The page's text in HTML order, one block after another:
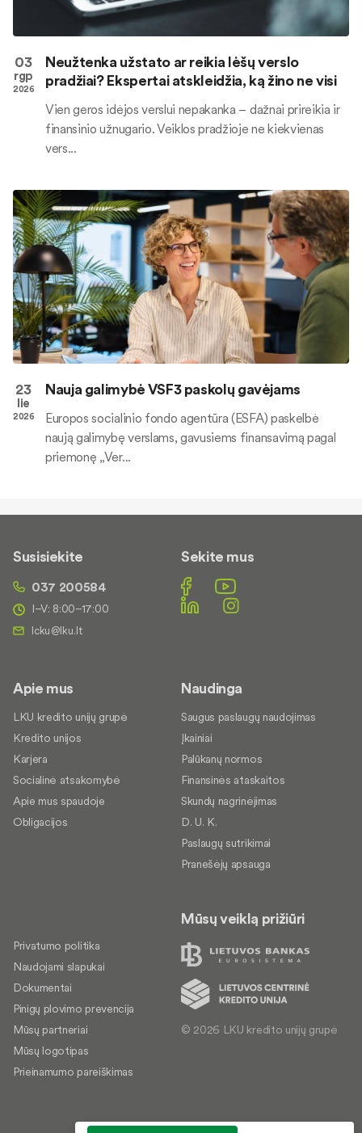
03
rgp
2026
Neužtenka užstato ar reikia lėšų verslo
pradžiai? Ekspertai atskleidžia, ką žino ne visi
Vien geros idėjos verslui nepakanka – dažnai prireikia ir
finansinio užnugario. Veiklos pradžioje ne kiekvienas
vers...
23
lie
2026
Nauja galimybė VSF3 paskolų gavėjams
Europos socialinio fondo agentūra (ESFA) paskelbė
naują galimybę verslams, gavusiems finansavimą pagal
priemonę „Ver...
Susisiekite
037 200584
I–V: 8:00–17:00
Sekite mus
Apie mus
LKU kredito unijų grupė
Kredito unijos
Karjera
Socialinė atsakomybė
Apie mus spaudoje
Obligacijos
Naudinga
Saugus paslaugų naudojimas
Įkainiai
Palūkanų normos
Finansinės ataskaitos
Skundų nagrinėjimas
D. U. K.
Paslaugų sutrikimai
Pranešėjų apsauga
Privatumo politika
Naudojami slapukai
Dokumentai
Pinigų plovimo prevencija
Mūsų partneriai
Mūsų logotipas
Prieinamumo pareiškimas
Mūsų veiklą prižiūri
© 2026 LKU kredito unijų grupė